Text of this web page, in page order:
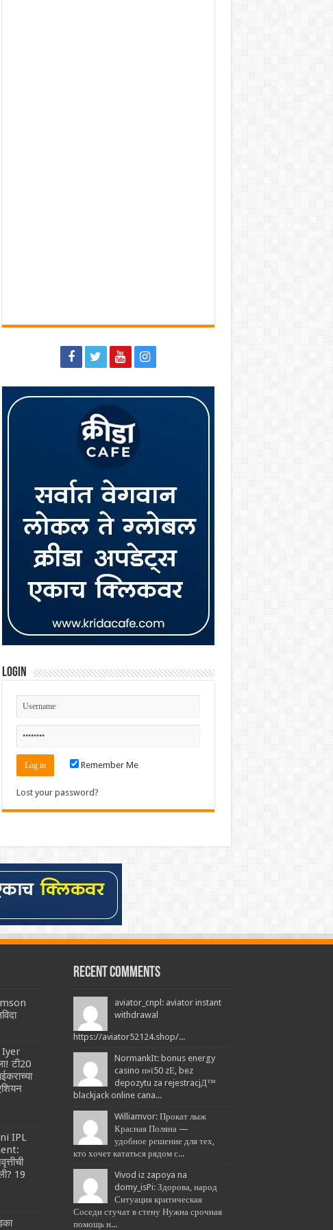
Login
Remember Me
Lost your password?
Iyer
टी20
IPL
19
Recent Comments
aviator_cnpl: aviator instant
withdrawal
https://aviator52124.shop/...
NormankIt: bonus energy
casino п»ї50 zЕ‚ bez
depozytu za rejestracjД™
blackjack online cana...
Williamvor: Прокат лыж
Красная Поляна —
удобное решение для тех,
кто хочет кататься рядом с...
Vivod iz zapoya na
domy_isPi: Здорова, народ
Ситуация критическая
Соседи стучат в стену Нужна срочная
помощь н...